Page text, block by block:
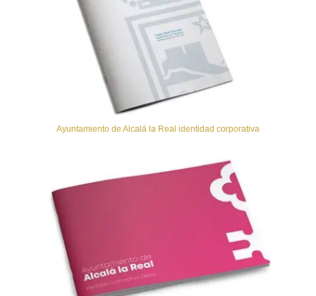
Ayuntamiento de Alcalá la Real identidad corporativa